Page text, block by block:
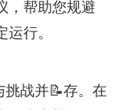
，帮助您规避
行。
挑战并📝存。在